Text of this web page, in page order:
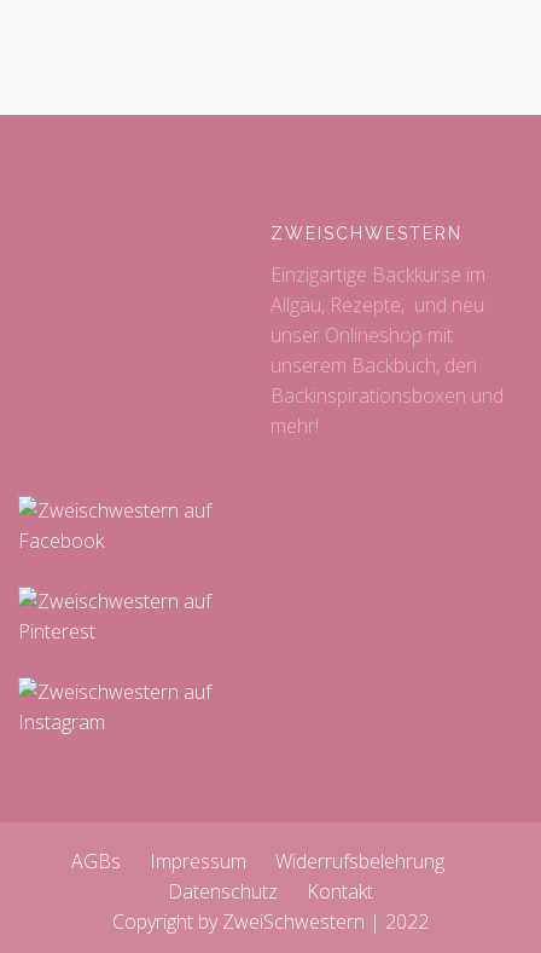
ZWEISCHWESTERN
Einzigartige Backkurse im
Allgäu, Rezepte, und neu:
unser Onlineshop mit
unserem Backbuch, den
Backinspirationsboxen und
mehr!
AGBs Impressum
Widerrufsbelehrung
Datenschutz
Kontakt
Copyright by ZweiSchwestern | 2022